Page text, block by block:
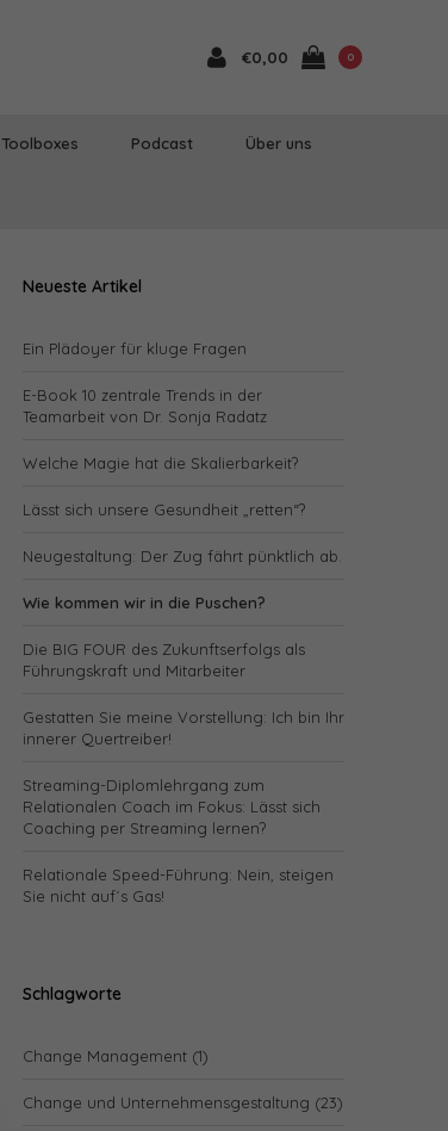
€0,00 0
Toolboxes Podcast Über uns
Neueste Artikel
Ein Plädoyer für kluge Fragen
E-Book 10 zentrale Trends in der
Teamarbeit von Dr. Sonja Radatz
Welche Magie hat die Skalierbarkeit?
Lässt sich unsere Gesundheit „retten“?
Neugestaltung: Der Zug fährt pünktlich ab.
Wie kommen wir in die Puschen?
Die BIG FOUR des Zukunftserfolgs als
Führungskraft und Mitarbeiter
Gestatten Sie meine Vorstellung: Ich bin Ihr
innerer Quertreiber!
Streaming-Diplomlehrgang zum
Relationalen Coach im Fokus: Lässt sich
Coaching per Streaming lernen?
Relationale Speed-Führung: Nein, steigen
Sie nicht auf´s Gas!
Schlagworte
Change Management (1)
Change und Unternehmensgestaltung (23)